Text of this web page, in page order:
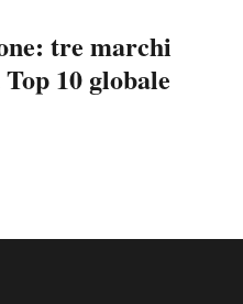
tre marchi
10 globale